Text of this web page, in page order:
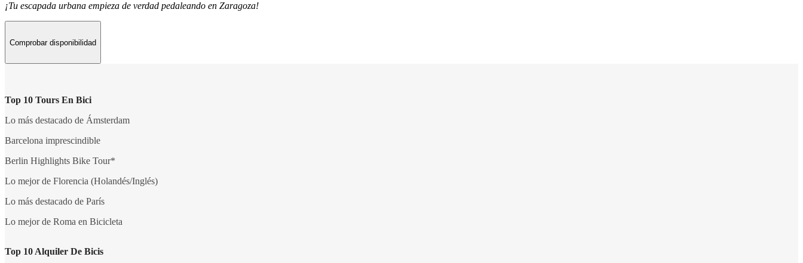
¡Tu escapada urbana empieza de verdad pedaleando en Zaragoza!
Comprobar disponibilidad
Top 10 Tours En Bici
Lo más destacado de Ámsterdam
Barcelona imprescindible
Berlin Highlights Bike Tour*
Lo mejor de Florencia (Holandés/Inglés)
Lo más destacado de París
Lo mejor de Roma en Bicicleta
Top 10 Alquiler De Bicis